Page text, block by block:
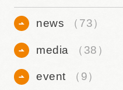
news （73）
media （38）
event （9）